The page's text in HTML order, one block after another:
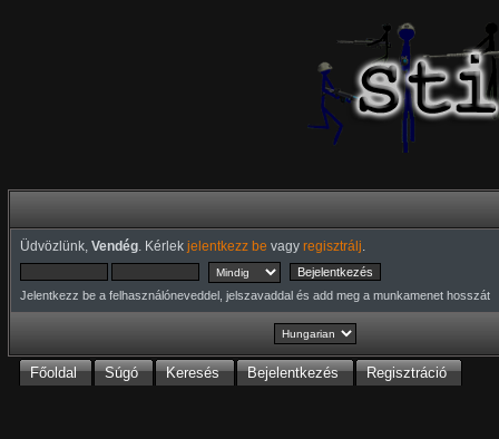
Üdvözlünk, Vendég. Kérlek jelentkezz be vagy regisztrálj
Jelentkezz be a felhasználóneveddel, jelszavaddal és add meg a munkamenet hosszát
Főoldal Súgó Keresés Bejelentkezés Regisztráció